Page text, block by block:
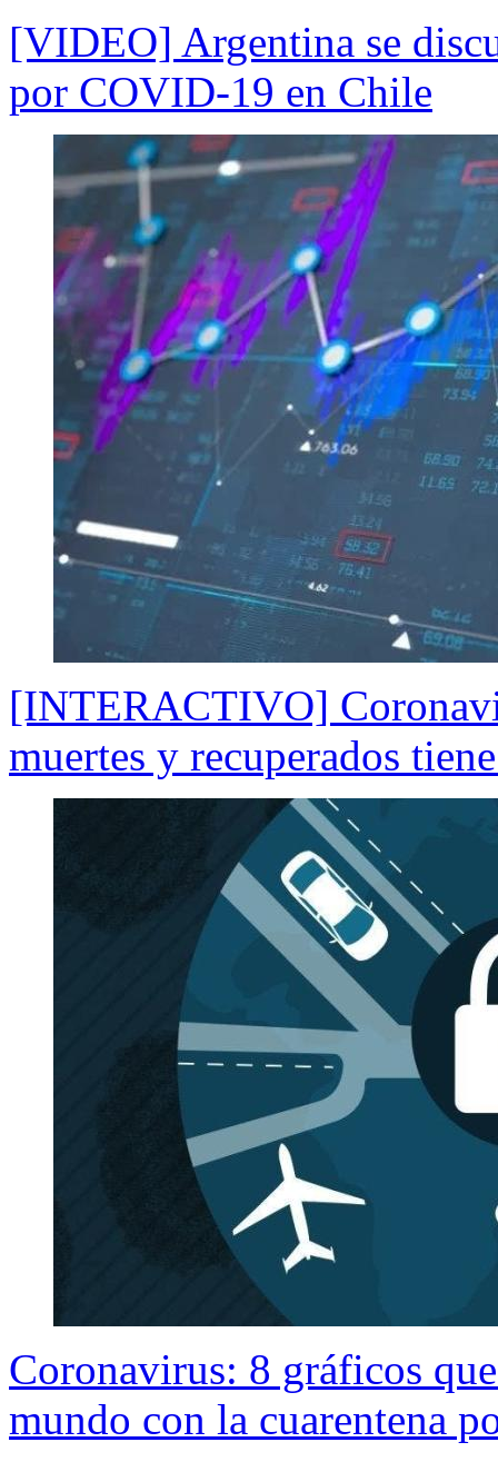
[VIDEO] Argentina se
por COVID-19 en Chile
[INTERACTIVO]
muertes y recuperados
Coronavirus: 8 gráficos
mundo con la cuarentena